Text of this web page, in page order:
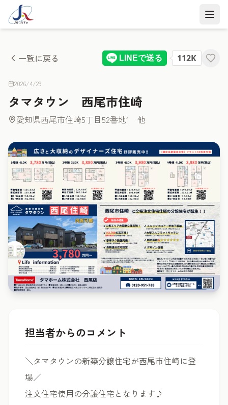
一覧に戻る
2026/4/29
タマタウン 西尾市住崎
愛知県西尾市住崎5丁目52番地1 他
担当者からのコメント
＼タマタウンの新築分譲住宅が西尾市住崎に登
場／
注文住宅使用の分譲住宅となります♪